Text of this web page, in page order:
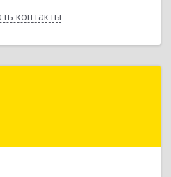
контакты
Назад
Иваново г, Аптечный